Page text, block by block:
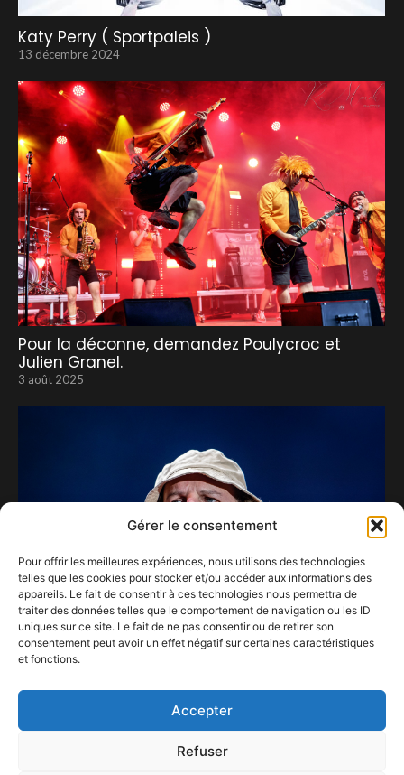
Gérer le consentement
Pour offrir les meilleures expériences, nous utilisons des technologies
telles que les cookies pour stocker et/ou accéder aux informations des
appareils. Le fait de consentir à ces technologies nous permettra de
traiter des données telles que le comportement de navigation ou les ID
uniques sur ce site. Le fait de ne pas consentir ou de retirer son
consentement peut avoir un effet négatif sur certaines caractéristiques
et fonctions.
Accepter
Refuser
Katy Perry ( Sportpaleis )
13 décembre 2024
Pour la déconne, demandez Poulycroc et
Julien Granel.
3 août 2025
1 août 2021